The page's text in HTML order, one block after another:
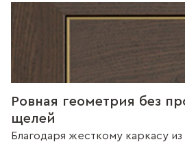
Ровная геометрия без
щелей
Благодаря жесткому каркасу